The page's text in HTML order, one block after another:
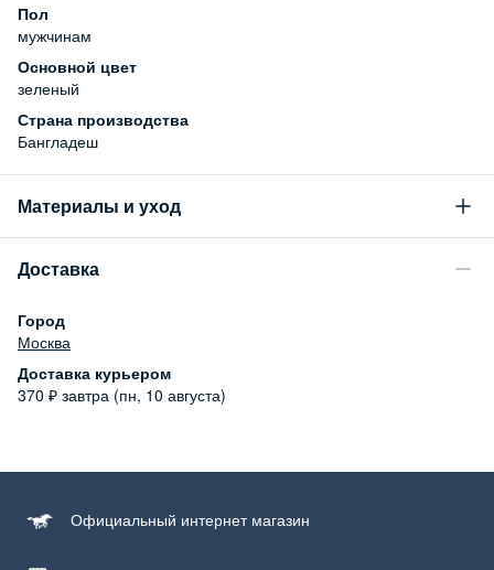
Пол
мужчинам
Основной цвет
зеленый
Страна производства
Бангладеш
Материалы и уход
100% хлопок
Бережная стирка при температуре не более 30С, химчистка
запрещена, отбеливание запрещено, машинная сушка
запрещена
Доставка
Город
Москва
Доставка курьером
370 ₽ завтра (пн, 10 августа)
Официальный интернет магазин